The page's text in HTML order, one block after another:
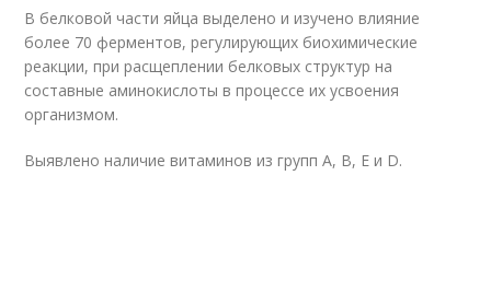
В белковой части яйца выделено и изучено влияние
более 70 ферментов, регулирующих биохимические
реакции, при расщеплении белковых структур на
составные аминокислоты в процессе их усвоения
организмом.
Выявлено наличие витаминов из групп А, В, E и D.